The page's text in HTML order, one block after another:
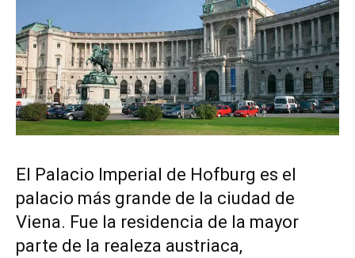
El Palacio Imperial de Hofburg es el
palacio más grande de la ciudad de
Viena. Fue la residencia de la mayor
parte de la realeza austriaca,